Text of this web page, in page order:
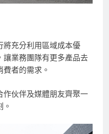
將充分利用區域成本優
讓業務團隊有更多產品去
者的需求。
作伙伴及媒體朋友齊聚一